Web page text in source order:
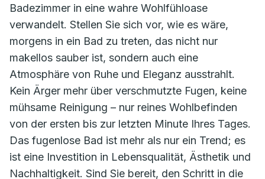
Badezimmer in eine wahre Wohlfühloase
verwandelt. Stellen Sie sich vor, wie es wäre,
morgens in ein Bad zu treten, das nicht nur
makellos sauber ist, sondern auch eine
Atmosphäre von Ruhe und Eleganz ausstrahlt.
Kein Ärger mehr über verschmutzte Fugen, keine
mühsame Reinigung – nur reines Wohlbefinden
von der ersten bis zur letzten Minute Ihres Tages.
Das fugenlose Bad ist mehr als nur ein Trend; es
ist eine Investition in Lebensqualität, Ästhetik und
Nachhaltigkeit. Sind Sie bereit, den Schritt in die